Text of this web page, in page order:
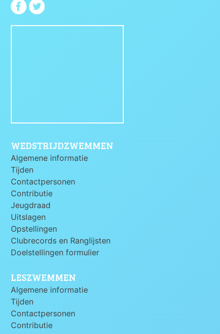
WEDSTRIJDZWEMMEN
Algemene informatie
Tijden
Contactpersonen
Contributie
Jeugdraad
Uitslagen
Opstellingen
Clubrecords en Ranglijsten
Doelstellingen formulier
LESZWEMMEN
Algemene informatie
Tijden
Contactpersonen
Contributie